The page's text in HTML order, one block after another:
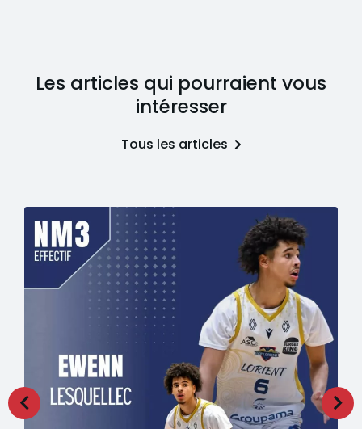
Les articles qui pourraient vous
intéresser
Tous les articles